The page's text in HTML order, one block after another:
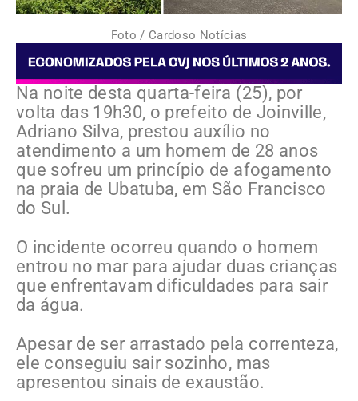
Foto / Cardoso Notícias
Na noite desta quarta-feira (25), por
volta das 19h30, o prefeito de Joinville,
Adriano Silva, prestou auxílio no
atendimento a um homem de 28 anos
que sofreu um princípio de afogamento
na praia de Ubatuba, em São Francisco
do Sul.
O incidente ocorreu quando o homem
entrou no mar para ajudar duas crianças
que enfrentavam dificuldades para sair
da água.
Apesar de ser arrastado pela correnteza,
ele conseguiu sair sozinho, mas
apresentou sinais de exaustão.